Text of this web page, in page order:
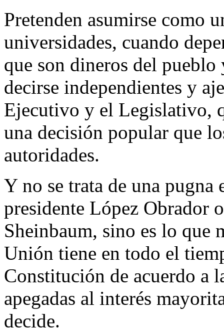
Pretenden asumirse como
universidades, cuando
que son dineros del
decirse independientes y
Ejecutivo y el Legislativo,
una decisión popular que
autoridades.
Y no se trata de una
presidente López Obrador
Sheinbaum, sino es lo que
Unión tiene en todo el
Constitución de acuerdo a
apegadas al interés
decide.